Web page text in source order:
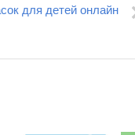
для детей онлайн